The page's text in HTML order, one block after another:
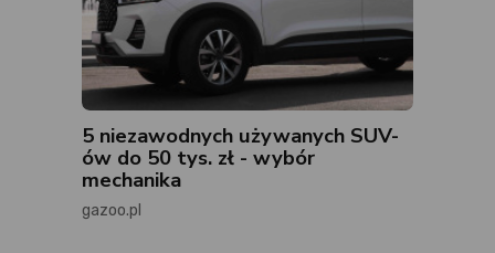
5 niezawodnych używanych SUV-
ów do 50 tys. zł - wybór
mechanika
gazoo.pl